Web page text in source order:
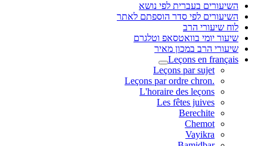
השיעורים בעברית לפי נושא
השיעורים לפי סדר הוספתם לאתר
לוח שיעורי הרב
שיעור יומי בוואטסאפ וטלגרם
שיעורי הרב במכון מאיר
Leçons en français
Leçons par sujet
.Leçons par ordre chron
L'horaire des leçons
Les fêtes juives
Berechite
Chemot
Vayikra